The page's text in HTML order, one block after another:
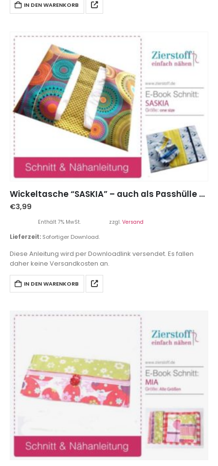
IN DEN WARENKORB
Wickeltasche “SASKIA” – auch als Passhülle abwandelbar
€3,99
Enthält 7% MwSt. zzgl. Versand
Lieferzeit: Sofortiger Download.
Diese Anleitung wird per Downloadlink versendet. Es fallen
daher keine Versandkosten an.
IN DEN WARENKORB